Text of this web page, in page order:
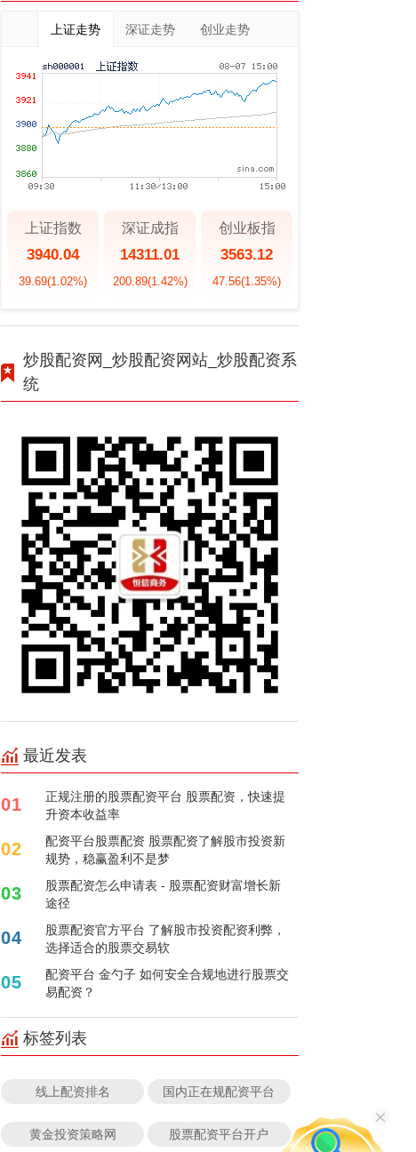
上证走势 深证走势 创业走势
上证指数
3940.04
39.69(1.02%)
深证成指
14311.01
200.89(1.42%)
创业板指
3563.12
47.56(1.35%)
炒股配资网_炒股配资网站_炒股配资系
统
最近发表
01
正规注册的股票配资平台 股票配资，快速提
升资本收益率
02
配资平台股票配资 股票配资了解股市投资新
规势，稳赢盈利不是梦
03
股票配资怎么申请表 - 股票配资财富增长新
途径
04
股票配资官方平台 了解股市投资配资利弊，
选择适合的股票交易软
05
配资平台 金勺子 如何安全合规地进行股票交
易配资？
标签列表
线上配资排名 国内正在规配资平台
黄金投资策略网 股票配资平台开户